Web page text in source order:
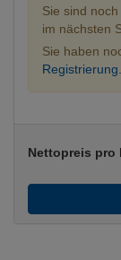
Sie sind
im nächsten
Sie haben
Registrierung.
Nettopreis pro